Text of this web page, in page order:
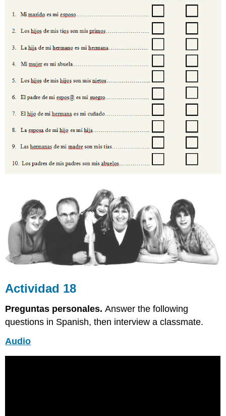
Actividad 18
Preguntas personales.Answer the following
questions in Spanish, then interview a classmate.
Audio